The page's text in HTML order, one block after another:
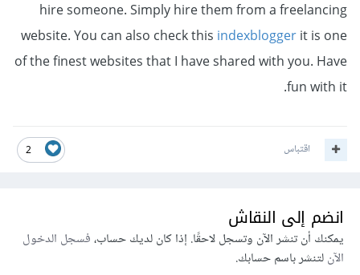
hire someone. Simply hire them from a freelancing
website. You can also check thisindexbloggerit is one
of the finest websites that I have shared with you. Have
fun with it.
2 اقتباس
انضم إلى النقاش
يمكنك أن تنشر الآن وتسجل لاحقًا. إذا كان لديك حساب،فسجل الدخول
الآنلتنشر باسم حسابك.